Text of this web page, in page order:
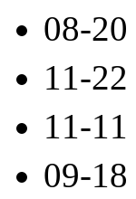
08-20
11-22
11-11
09-18